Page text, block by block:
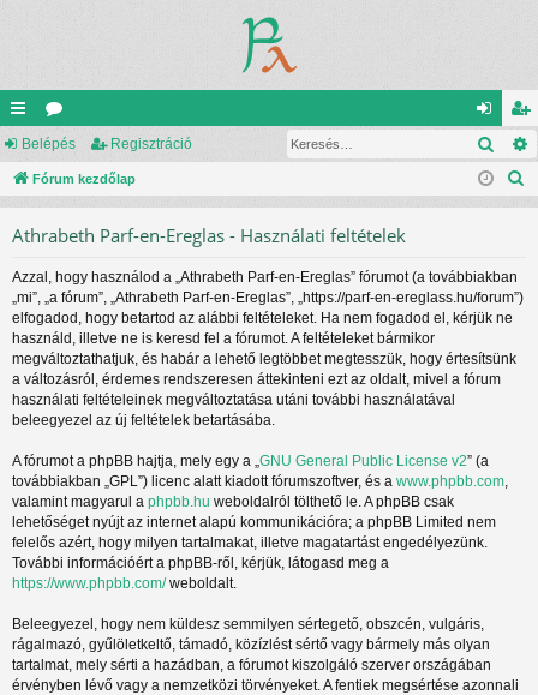
yo
rs
ór
u
el
ép
eg
is
ió
Belépés Regisztráció
Fórum kezdőlap
Athrabeth Parf-en-Ereglas - Használati feltételek
Azzal, hogy használod a „Athrabeth Parf-en-Ereglas” fórumot (a továbbiakban
„mi”, „a fórum”, „Athrabeth Parf-en-Ereglas”, „https://parf-en-ereglass.hu/forum”)
elfogadod, hogy betartod az alábbi feltételeket. Ha nem fogadod el, kérjük ne
használd, illetve ne is keresd fel a fórumot. A feltételeket bármikor
megváltoztathatjuk, és habár a lehető legtöbbet megtesszük, hogy értesítsünk
a változásról, érdemes rendszeresen áttekinteni ezt az oldalt, mivel a fórum
használati feltételeinek megváltoztatása utáni további használatával
beleegyezel az új feltételek betartásába.
A fórumot a phpBB hajtja, mely egy a „ GNU General Public License v2” (a
továbbiakban „GPL”) licenc alatt kiadott fórumszoftver, és a www.phpbb.com
valamint magyarul a phpbb.hu weboldalról tölthető le. A phpBB csak
lehetőséget nyújt az internet alapú kommunikációra; a phpBB Limited nem
felelős azért, hogy milyen tartalmakat, illetve magatartást engedélyezünk.
További információért a phpBB-ről, kérjük, látogasd meg a
https://www.phpbb.com/weboldalt.
Beleegyezel, hogy nem küldesz semmilyen sértegető, obszcén, vulgáris,
rágalmazó, gyűlöletkeltő, támadó, közízlést sértő vagy bármely más olyan
tartalmat, mely sérti a hazádban, a fórumot kiszolgáló szerver országában
érvényben lévő vagy a nemzetközi törvényeket. A fentiek megsértése azonnali